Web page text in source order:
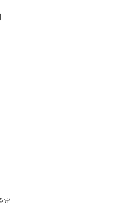
定